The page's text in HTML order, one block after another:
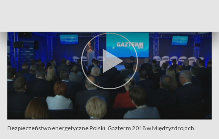
Bezpieczeństwo energetyczne Polski. Gazterm 2018 w Międzyzdrojach